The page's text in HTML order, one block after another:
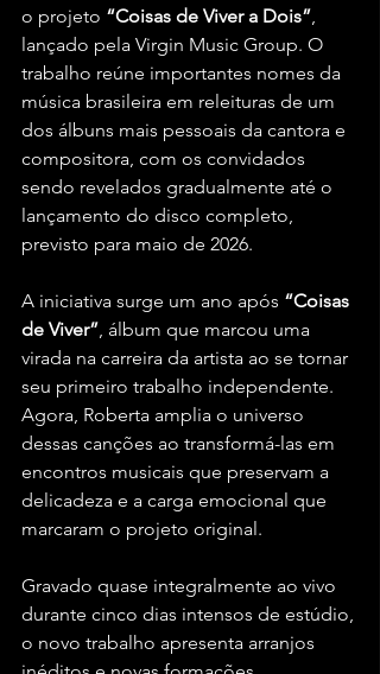
o projeto “Coisas de Viver a Dois”,
lançado pela Virgin Music Group. O
trabalho reúne importantes nomes da
música brasileira em releituras de um
dos álbuns mais pessoais da cantora e
compositora, com os convidados
sendo revelados gradualmente até o
lançamento do disco completo,
previsto para maio de 2026.
A iniciativa surge um ano após “Coisas
de Viver”, álbum que marcou uma
virada na carreira da artista ao se tornar
seu primeiro trabalho independente.
Agora, Roberta amplia o universo
dessas canções ao transformá-las em
encontros musicais que preservam a
delicadeza e a carga emocional que
marcaram o projeto original.
Gravado quase integralmente ao vivo
durante cinco dias intensos de estúdio,
o novo trabalho apresenta arranjos